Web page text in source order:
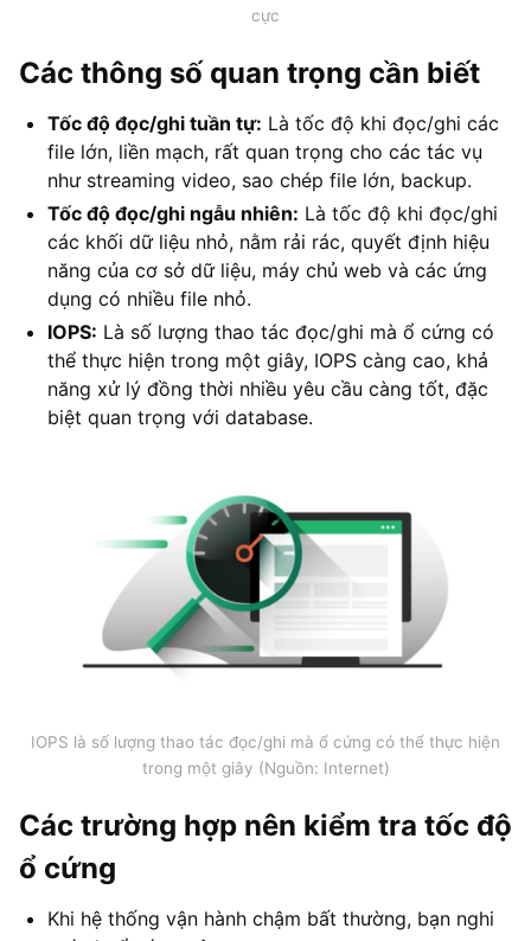
cực
Các thông số quan trọng cần biết
Tốc độ đọc/ghi tuần tự: Là tốc độ khi đọc/ghi các
file lớn, liền mạch, rất quan trọng cho các tác vụ
như streaming video, sao chép file lớn, backup.
Tốc độ đọc/ghi ngẫu nhiên: Là tốc độ khi đọc/ghi
các khối dữ liệu nhỏ, nằm rải rác, quyết định hiệu
năng của cơ sở dữ liệu, máy chủ web và các ứng
dụng có nhiều file nhỏ.
IOPS: Là số lượng thao tác đọc/ghi mà ổ cứng có
thể thực hiện trong một giây, IOPS càng cao, khả
năng xử lý đồng thời nhiều yêu cầu càng tốt, đặc
biệt quan trọng với database.
IOPS là số lượng thao tác đọc/ghi mà ổ cứng có thể thực hiện
trong một giây (Nguồn: Internet)
Các trường hợp nên kiểm tra tốc độ
ổ cứng
Khi hệ thống vận hành chậm bất thường, bạn nghi